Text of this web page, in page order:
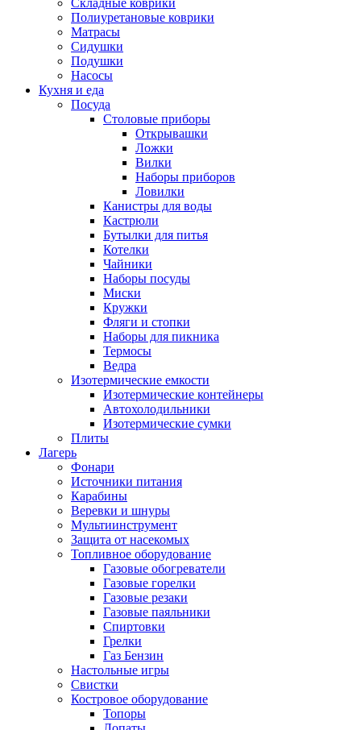
Складные коврики
Полиуретановые коврики
Матрасы
Сидушки
Подушки
Насосы
Кухня и еда
Посуда
Столовые приборы
Открывашки
Ложки
Вилки
Наборы приборов
Ловилки
Канистры для воды
Кастрюли
Бутылки для питья
Котелки
Чайники
Наборы посуды
Миски
Кружки
Фляги и стопки
Наборы для пикника
Термосы
Ведра
Изотермические емкости
Изотермические контейнеры
Автохолодильники
Изотермические сумки
Плиты
Лагерь
Фонари
Источники питания
Карабины
Веревки и шнуры
Мультиинструмент
Защита от насекомых
Топливное оборудование
Газовые обогреватели
Газовые горелки
Газовые резаки
Газовые паяльники
Спиртовки
Грелки
Газ Бензин
Настольные игры
Свистки
Костровое оборудование
Топоры